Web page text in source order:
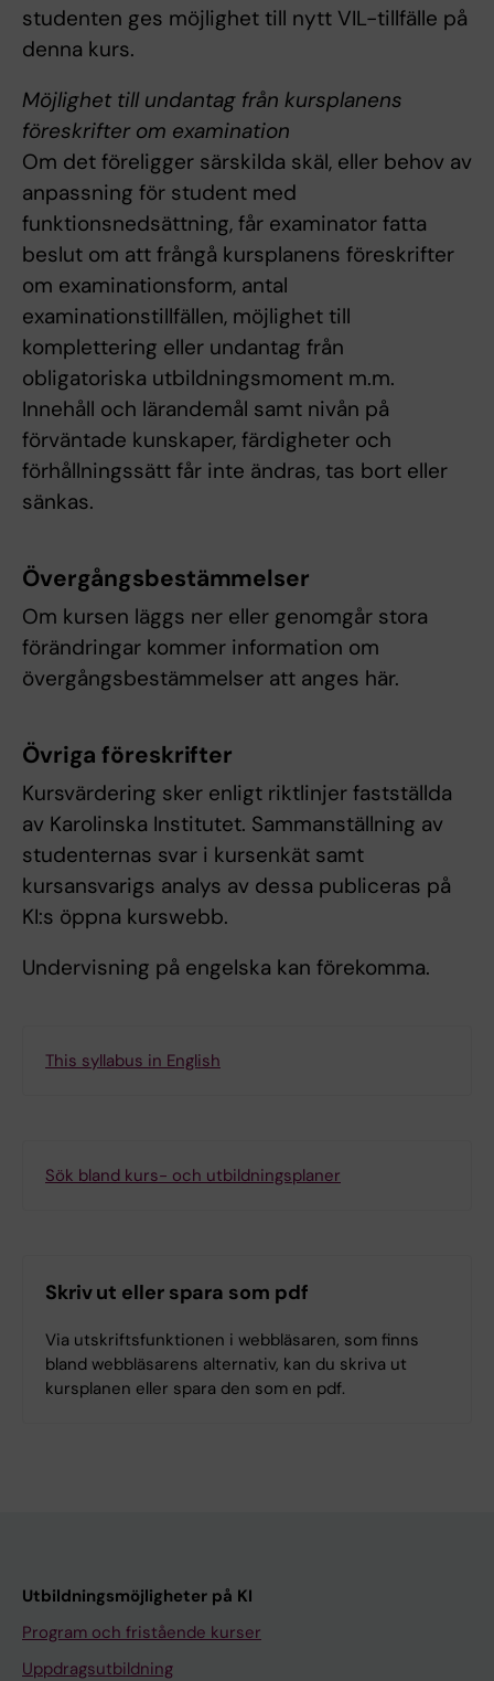
studenten ges möjlighet till nytt VIL-tillfälle på
denna kurs.
Möjlighet till undantag från kursplanens
föreskrifter om examination
Om det föreligger särskilda skäl, eller behov av
anpassning för student med
funktionsnedsättning, får examinator fatta
beslut om att frångå kursplanens föreskrifter
om examinationsform, antal
examinationstillfällen, möjlighet till
komplettering eller undantag från
obligatoriska utbildningsmoment m.m.
Innehåll och lärandemål samt nivån på
förväntade kunskaper, färdigheter och
förhållningssätt får inte ändras, tas bort eller
sänkas.
Övergångsbestämmelser
Om kursen läggs ner eller genomgår stora
förändringar kommer information om
övergångsbestämmelser att anges här.
Övriga föreskrifter
Kursvärdering sker enligt riktlinjer fastställda
av Karolinska Institutet. Sammanställning av
studenternas svar i kursenkät samt
kursansvarigs analys av dessa publiceras på
KI:s öppna kurswebb.
Undervisning på engelska kan förekomma.
This syllabus in English
Sök bland kurs- och utbildningsplaner
Skriv ut eller spara som pdf
Via utskriftsfunktionen i webbläsaren, som finns
bland webbläsarens alternativ, kan du skriva ut
kursplanen eller spara den som en pdf.
Utbildningsmöjligheter på KI
Program och fristående kurser
Uppdragsutbildning